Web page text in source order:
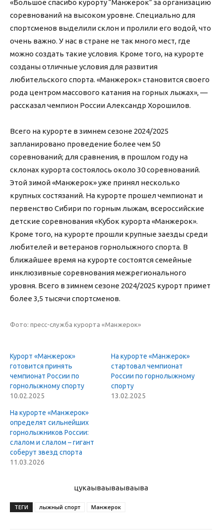
«Большое спасибо курорту “Манжерок” за организацию
соревнований на высоком уровне. Специально для
спортсменов выделили склон и пролили его водой, что
очень важно. У нас в стране не так много мест, где
можно создать такие условия. Кроме того, на курорте
созданы отличные условия для развития
любительского спорта. «Манжерок» становится своего
рода центром массового катания на горных лыжах», —
рассказал чемпион России Александр Хорошилов.
Всего на курорте в зимнем сезоне 2024/2025
запланировано проведение более чем 50
соревнований; для сравнения, в прошлом году на
склонах курорта состоялось около 30 соревнований.
Этой зимой «Манжерок» уже принял несколько
крупных состязаний. На курорте прошел чемпионат и
первенство Сибири по горным лыжам, всероссийские
детские соревнования «Кубок курорта «Манжерок».
Кроме того, на курорте прошли крупные заезды среди
любителей и ветеранов горнолыжного спорта. В
ближайшее время на курорте состоятся семейные
инклюзивные соревнования межрегионального
уровня. Всего в зимнем сезоне 2024/2025 курорт примет
более 3,5 тысячи спортсменов.
Фото: пресс-служба курорта «Манжерок»
Курорт «Манжерок»
готовится принять
чемпионат России по
горнолыжному спорту
10.02.2025
На курорте «Манжерок»
стартовал чемпионат
России по горнолыжному
спорту
13.02.2025
На курорте «Манжерок»
определят сильнейших
горнолыжников России:
слалом и слалом – гигант
соберут звезд спорта
11.03.2026
цукаываываываыва
ТЕГИ лыжный спорт Манжерок